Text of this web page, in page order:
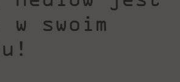
w swoim